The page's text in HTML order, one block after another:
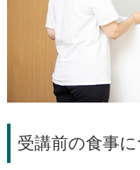
受講前の食事